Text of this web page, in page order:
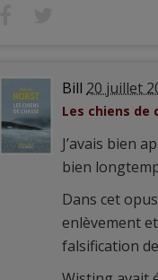
Bill 20 juillet
Les chiens de
J’avais bien
bien
Dans cet
enlèvement
falsification